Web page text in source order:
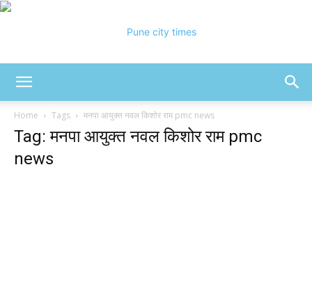
Home Tags मनपा आयुक्त नवल किशोर राम pmc news
Tag: मनपा आयुक्त नवल किशोर राम pmc
news